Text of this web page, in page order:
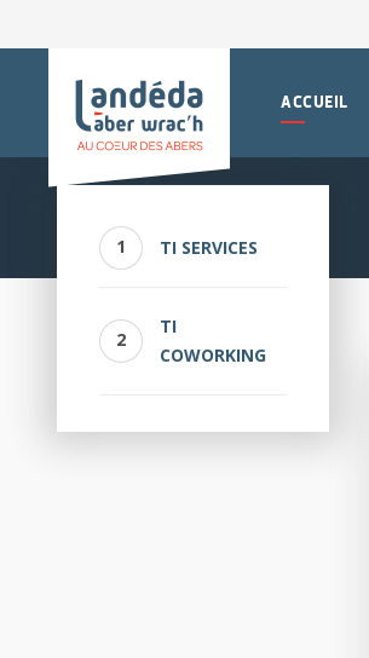
ACCUEIL
TI SERVICES
TI
COWORKING